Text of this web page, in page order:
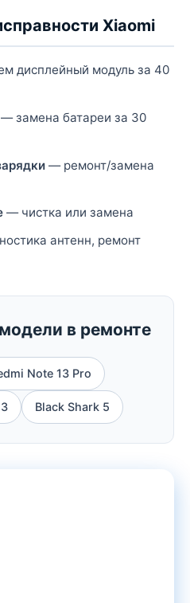
Xiaomi
дисплейный модуль за 40
— замена батареи за 30
— ремонт/замена
— чистка или замена
антенн, ремонт
в ремонте
Note 13 Pro
Black Shark 5